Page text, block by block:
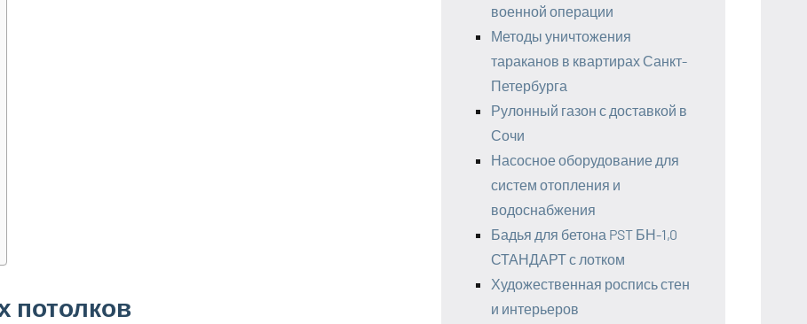
потолков
военной операции
Методы уничтожения
тараканов в квартирах Санкт-
Петербурга
Рулонный газон с доставкой в
Сочи
Насосное оборудование для
систем отопления и
водоснабжения
Бадья для бетона PST БН-1,0
СТАНДАРТ с лотком
Художественная роспись стен
и интерьеров